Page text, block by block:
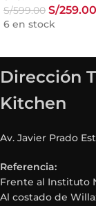
S/599.00 S/259.00
6 en stock
Dirección
Kitchen
Av. Javier Prado
Referencia:
Frente al Instituto
Al costado de